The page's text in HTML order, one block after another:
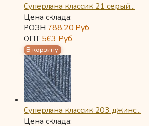
Суперлана классик 21 серый...
Цена склада:
РОЗН 788,20 Руб
ОПТ563 Руб
Суперлана классик 203 джинс...
Цена склада: